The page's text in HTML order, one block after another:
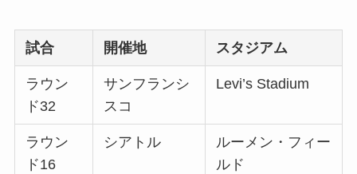
試合 開催地 スタジアム
ラウン
ド32
サンフランシ
スコ
Levi’s Stadium
ラウン
ド16
シアトル
ルーメン・フィー
ルド